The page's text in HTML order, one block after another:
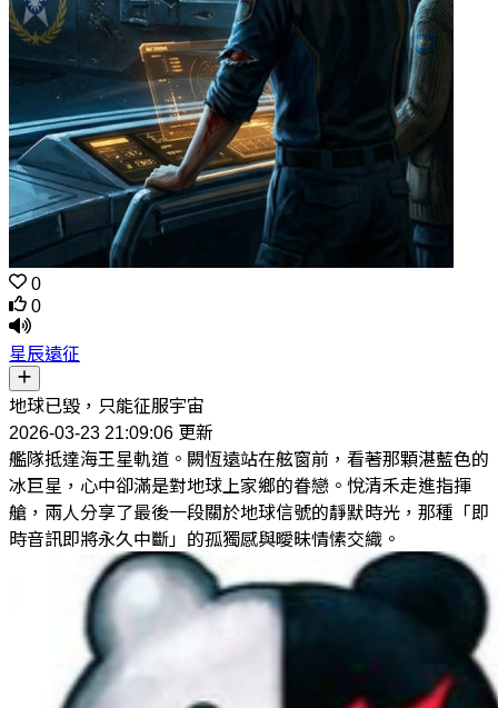
0
0
星辰遠征
地球已毀，只能征服宇宙
2026-03-23 21:09:06 更新
艦隊抵達海王星軌道。闕恆遠站在舷窗前，看著那顆湛藍色的
冰巨星，心中卻滿是對地球上家鄉的眷戀。悅清禾走進指揮
艙，兩人分享了最後一段關於地球信號的靜默時光，那種「即
時音訊即將永久中斷」的孤獨感與曖昧情愫交織。